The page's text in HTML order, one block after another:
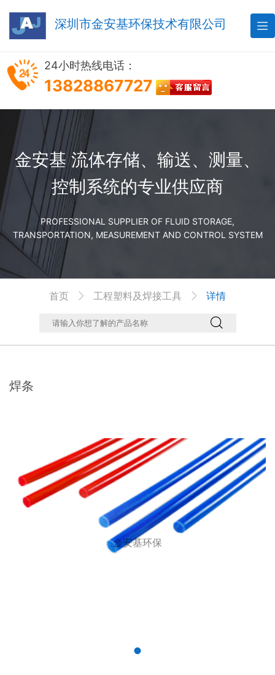
深圳市金安基环保技术有限公司 
24小时热线电话：
13828867727
金安基 流体存储、输送、测量、
控制系统的专业供应商
PROFESSIONAL SUPPLIER OF FLUID STORAGE,
TRANSPORTATION, MEASUREMENT AND CONTROL SYSTEM
首页  工程塑料及焊接工具  详情

焊条
金安基环保